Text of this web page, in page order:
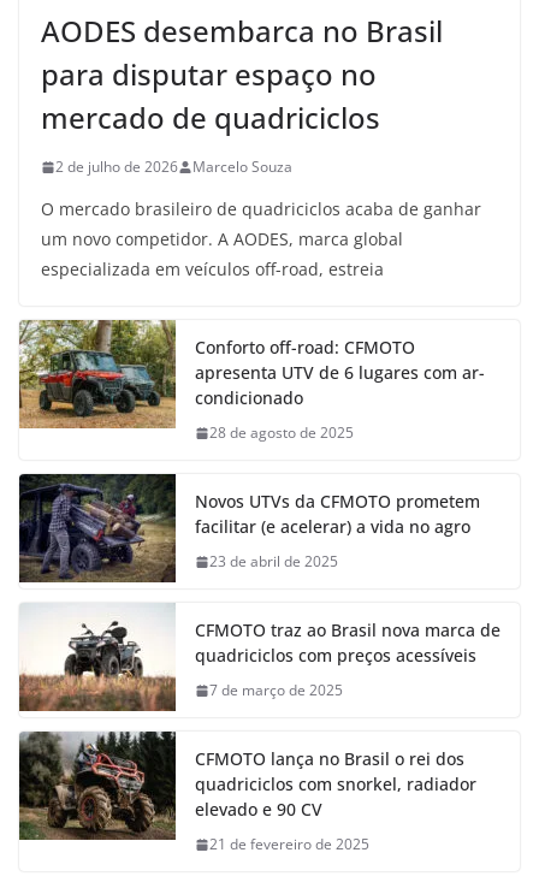
AODES desembarca no Brasil
para disputar espaço no
mercado de quadriciclos
2 de julho de 2026 Marcelo Souza
O mercado brasileiro de quadriciclos acaba de ganhar
um novo competidor. A AODES, marca global
especializada em veículos off-road, estreia
Conforto off-road: CFMOTO
apresenta UTV de 6 lugares com ar-
condicionado
28 de agosto de 2025
Novos UTVs da CFMOTO prometem
facilitar (e acelerar) a vida no agro
23 de abril de 2025
CFMOTO traz ao Brasil nova marca de
quadriciclos com preços acessíveis
7 de março de 2025
CFMOTO lança no Brasil o rei dos
quadriciclos com snorkel, radiador
elevado e 90 CV
21 de fevereiro de 2025